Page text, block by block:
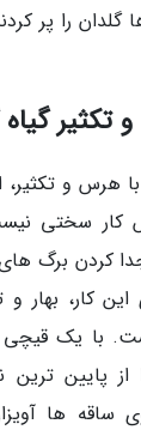
را پر
و تکثیر،
سختی
کردن برگ
کار، بهار
با یک قیچی
پایین ترین
ساقه ها